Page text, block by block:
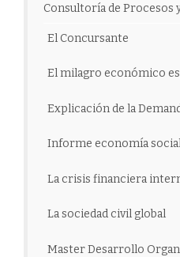
Consultoría de Procesos
El Concursante
El milagro económico
Explicación de la
Informe economía
La crisis financiera
La sociedad civil global
Master Desarrollo